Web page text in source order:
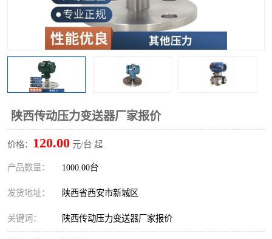
陕西传动压力变送器厂家报价
价格： 120.00 元/台 起
产品数量： 1000.00台
发货地址： 陕西省西安市新城区
关键词： 陕西传动压力变送器厂家报价